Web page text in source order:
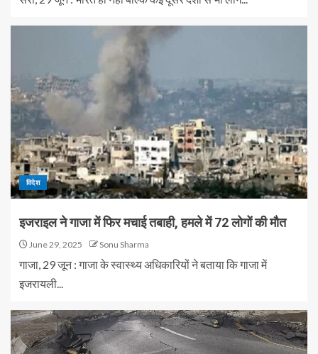
विदेश
इजराइल ने गाजा में फिर मचाई तबाही, हमले में 72 लोगों की मौत
June 29, 2025 Sonu Sharma
गाजा, 29 जून : गाजा के स्वास्थ्य अधिकारियों ने बताया कि गाजा में
इजरायली...